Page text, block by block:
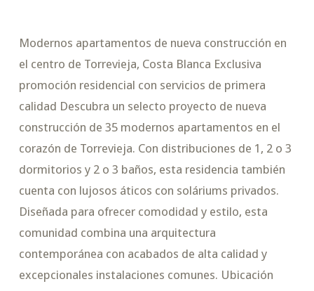
Modernos apartamentos de nueva construcción en
el centro de Torrevieja, Costa Blanca Exclusiva
promoción residencial con servicios de primera
calidad Descubra un selecto proyecto de nueva
construcción de 35 modernos apartamentos en el
corazón de Torrevieja. Con distribuciones de 1, 2 o 3
dormitorios y 2 o 3 baños, esta residencia también
cuenta con lujosos áticos con soláriums privados.
Diseñada para ofrecer comodidad y estilo, esta
comunidad combina una arquitectura
contemporánea con acabados de alta calidad y
excepcionales instalaciones comunes. Ubicación